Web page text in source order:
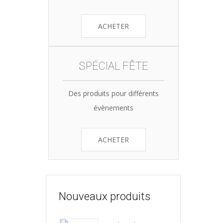
ACHETER
SPÉCIAL FÊTE
Des produits pour différents
évènements
ACHETER
Nouveaux produits